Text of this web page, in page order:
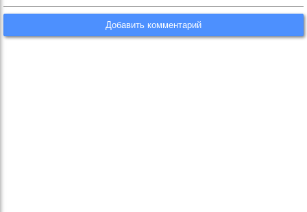
Добавить комментарий